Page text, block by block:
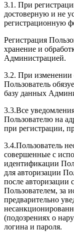
3.1. При
достоверную и не
регистрационную
Регистрация
хранение и
Администрацией.
3.2. При изменении
Пользователь
базу данных
3.3.Все
Пользователю на
при регистрации,
3.4.Пользователь
совершенные с
идентификации
для авторизации
после авторизации
Пользователем, за
предварительно
(подозрениях о
логина и пароля.